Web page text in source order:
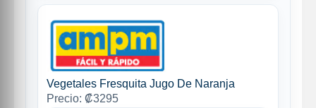
Vegetales Fresquita Jugo De Naranja
Precio: ₡3295